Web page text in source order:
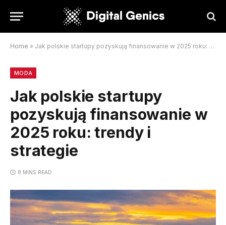
Home » Jak polskie startupy pozyskują finansowanie w 2025 roku: trendy i strategie
MODA
Jak polskie startupy
pozyskują finansowanie w
2025 roku: trendy i
strategie
8 MINS READ